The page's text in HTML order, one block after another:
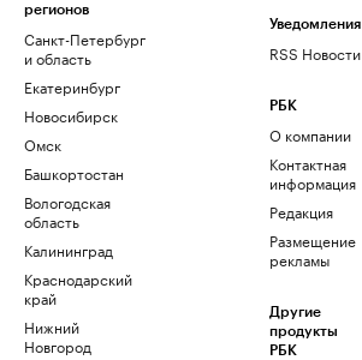
регионов
Санкт-Петербург
и область
Екатеринбург
Новосибирск
Омск
Башкортостан
Вологодская
область
Калининград
Краснодарский
край
Нижний
Новгород
Уведомления
RSS Новости
РБК
О компании
Контактная
информация
Редакция
Размещение
рекламы
Другие
продукты
РБК